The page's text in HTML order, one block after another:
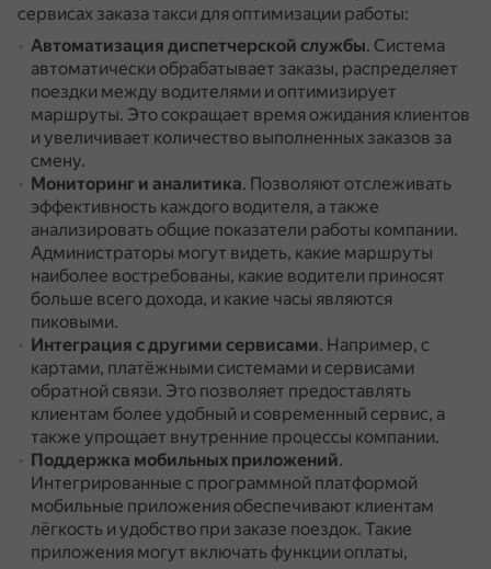
сервисах заказа такси для оптимизации работы:
Автоматизация диспетчерской службы. Система
автоматически обрабатывает заказы, распределяет
поездки между водителями и оптимизирует
маршруты. Это сокращает время ожидания клиентов
и увеличивает количество выполненных заказов за
смену.
Мониторинг и аналитика. Позволяют отслеживать
эффективность каждого водителя, а также
анализировать общие показатели работы компании.
Администраторы могут видеть, какие маршруты
наиболее востребованы, какие водители приносят
больше всего дохода, и какие часы являются
пиковыми.
Интеграция с другими сервисами. Например, с
картами, платёжными системами и сервисами
обратной связи. Это позволяет предоставлять
клиентам более удобный и современный сервис, а
также упрощает внутренние процессы компании.
Поддержка мобильных приложений.
Интегрированные с программной платформой
мобильные приложения обеспечивают клиентам
лёгкость и удобство при заказе поездок. Такие
приложения могут включать функции оплаты,